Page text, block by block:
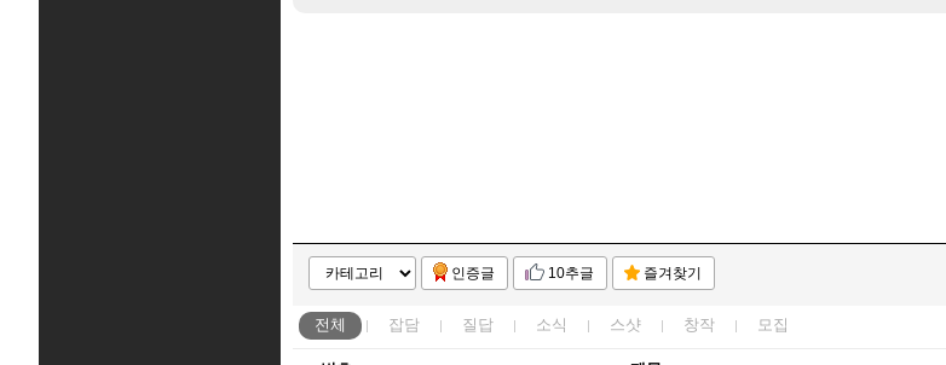
인증글 10추글 즐겨찾기
전체 잡담 질답 소식 스샷 창작 모집